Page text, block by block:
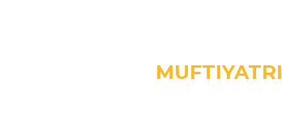
MUFTIYATRI